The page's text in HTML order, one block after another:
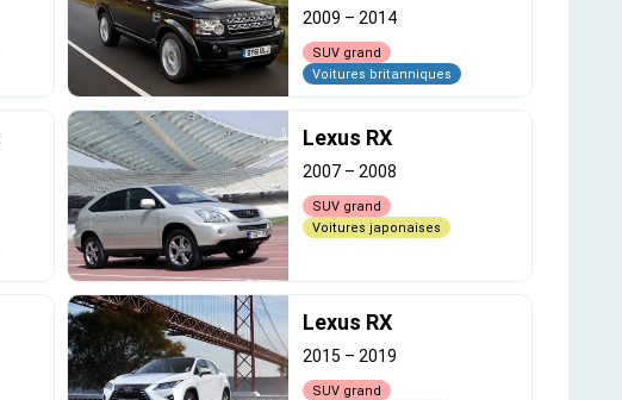
2009 – 2014
SUV grand
Voitures britanniques
Lexus RX
2007– 2008
SUV grand
Voitures japonaises
Lexus RX
2015 – 2019
SUV grand